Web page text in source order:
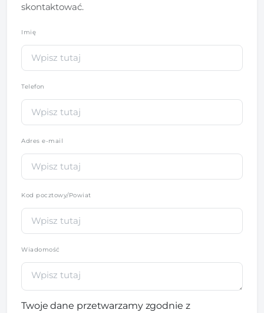
skontaktować.
Imię
Telefon
Adres e-mail
Kod pocztowy/Powiat
Wiadomość
Twoje dane przetwarzamy zgodnie z